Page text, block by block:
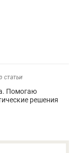
статьи
Помогаю
решения